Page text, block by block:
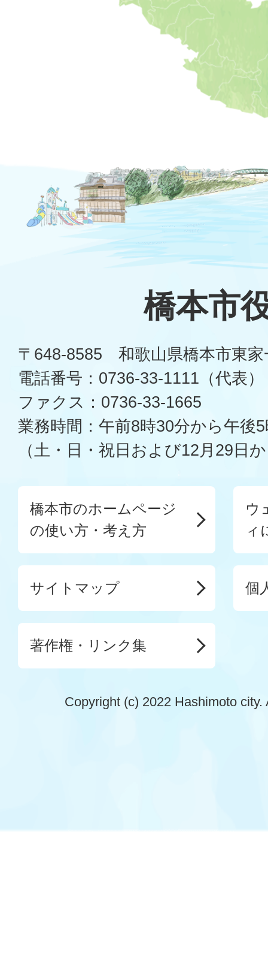
橋本市
〒648-8585 和歌山県橋本市東家
電話番号：0736-33-1111（代表）
ファクス：0736-33-1665
業務時間：午前8時30分から午後
（土・日・祝日および12月29日
橋本市のホームページ
の使い方・考え方
ウ
ィ
サイトマップ 個
著作権・リンク集
Copyright (c) 2022 Hashimoto